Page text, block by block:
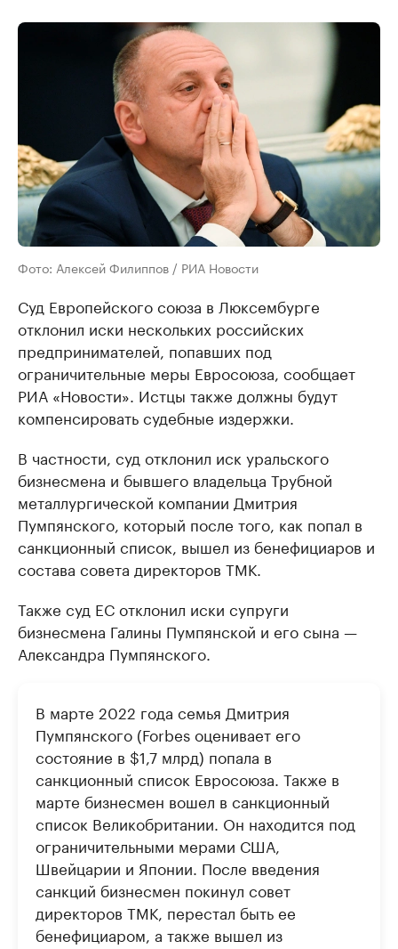
Фото: Алексей Филиппов / РИА Новости
Суд Европейского союза в Люксембурге
отклонил иски нескольких российских
предпринимателей, попавших под
ограничительные меры Евросоюза, сообщает
РИА «Новости». Истцы также должны будут
компенсировать судебные издержки.
В частности, суд отклонил иск уральского
бизнесмена и бывшего владельца Трубной
металлургической компании Дмитрия
Пумпянского, который после того, как попал в
санкционный список, вышел из бенефициаров и
состава совета директоров ТМК.
Также суд ЕС отклонил иски супруги
бизнесмена Галины Пумпянской и его сына —
Александра Пумпянского.
В марте 2022 года семья Дмитрия
Пумпянского (Forbes оценивает его
состояние в $1,7 млрд) попала в
санкционный список Евросоюза. Также в
марте бизнесмен вошел в санкционный
список Великобритании. Он находится под
ограничительными мерами США,
Швейцарии и Японии. После введения
санкций бизнесмен покинул совет
директоров ТМК, перестал быть ее
бенефициаром, а также вышел из